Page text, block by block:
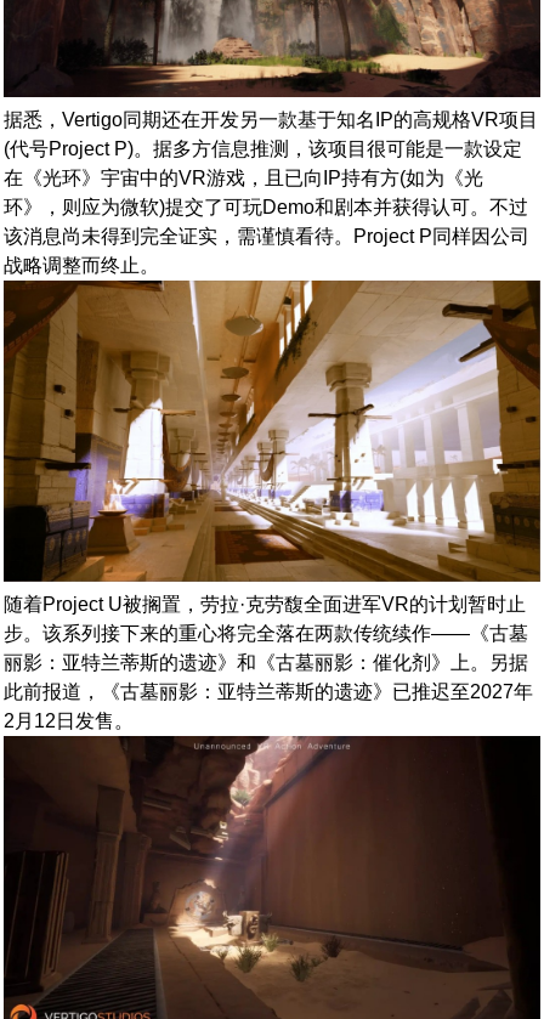
据悉，Vertigo同期还在开发另一款基于知名IP的高规格VR项目
(代号Project P)。据多方信息推测，该项目很可能是一款设定
在《光环》宇宙中的VR游戏，且已向IP持有方(如为《光
环》，则应为微软)提交了可玩Demo和剧本并获得认可。不过
该消息尚未得到完全证实，需谨慎看待。Project P同样因公司
战略调整而终止。
随着Project U被搁置，劳拉·克劳馥全面进军VR的计划暂时止
步。该系列接下来的重心将完全落在两款传统续作——《古墓
丽影：亚特兰蒂斯的遗迹》和《古墓丽影：催化剂》上。另据
此前报道，《古墓丽影：亚特兰蒂斯的遗迹》已推迟至2027年
2月12日发售。